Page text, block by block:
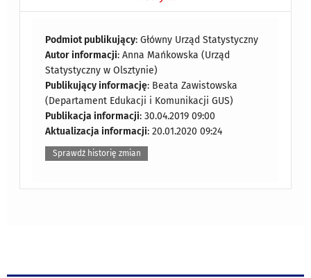
Podmiot publikujący: Główny Urząd Statystyczny
Autor informacji: Anna Mańkowska (Urząd
Statystyczny w Olsztynie)
Publikujący informację: Beata Zawistowska
(Departament Edukacji i Komunikacji GUS)
Publikacja informacji: 30.04.2019 09:00
Aktualizacja informacji: 20.01.2020 09:24
Sprawdź historię zmian